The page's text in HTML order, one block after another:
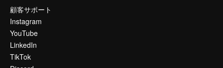
顧客サポート
Instagram
YouTube
LinkedIn
TikTok